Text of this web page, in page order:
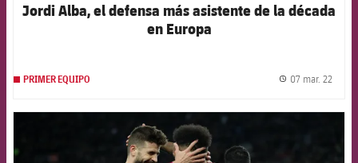
Jordi Alba, el defensa más asistente de la década
en Europa
PRIMER EQUIPO 07 mar. 22
FCB Barcelona badge